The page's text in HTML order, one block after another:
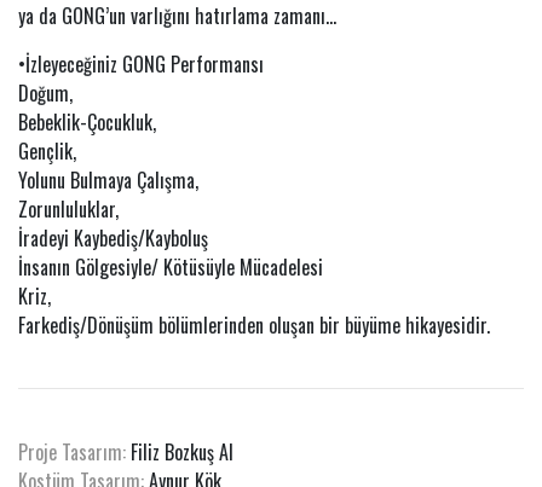
ya da GONG’un varlığını hatırlama zamanı…
•İzleyeceğiniz GONG Performansı
Doğum,
Bebeklik-Çocukluk,
Gençlik,
Yolunu Bulmaya Çalışma,
Zorunluluklar,
İradeyi Kaybediş/Kayboluş
İnsanın Gölgesiyle/ Kötüsüyle Mücadelesi
Kriz,
Farkediş/Dönüşüm bölümlerinden oluşan bir büyüme hikayesidir.
Proje Tasarım: Filiz Bozkuş Al
Kostüm Tasarım:Aynur Kök